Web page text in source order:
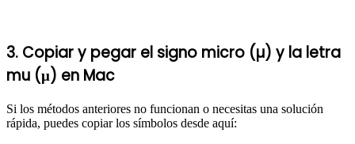
3. Copiar y pegar el signo micro (µ) y la letra
mu (μ) en Mac
Si los métodos anteriores no funcionan o necesitas una solución
rápida, puedes copiar los símbolos desde aquí: